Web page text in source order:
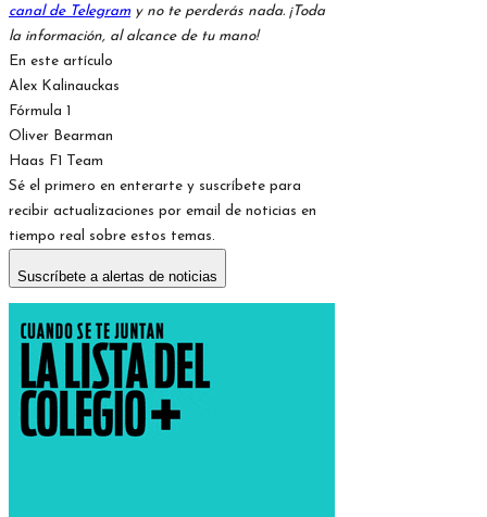
canal de Telegramy no te perderás nada. ¡Toda
la información, al alcance de tu mano!
En este artículo
Alex Kalinauckas
Fórmula 1
Oliver Bearman
Haas F1 Team
Sé el primero en enterarte y suscríbete para
recibir actualizaciones por email de noticias en
tiempo real sobre estos temas.
Suscríbete a alertas de noticias